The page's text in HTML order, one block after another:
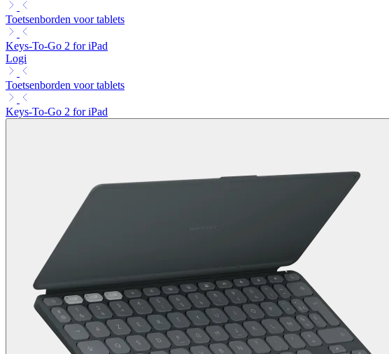
Toetsenborden voor tablets
Keys-To-Go 2 for iPad
Logi
Toetsenborden voor tablets
Keys-To-Go 2 for iPad